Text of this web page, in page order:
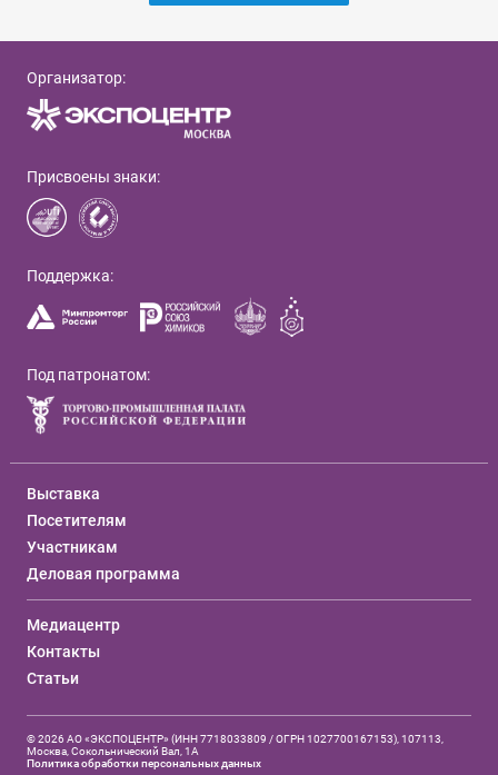
Организатор:
Присвоены знаки:
Поддержка:
Под патронатом:
Выставка
Посетителям
Участникам
Деловая программа
Медиацентр
Контакты
Статьи
© 2026 АО «ЭКСПОЦЕНТР» (ИНН 7718033809 / ОГРН 1027700167153), 107113,
Москва, Сокольнический Вал, 1А
Политика обработки персональных данных